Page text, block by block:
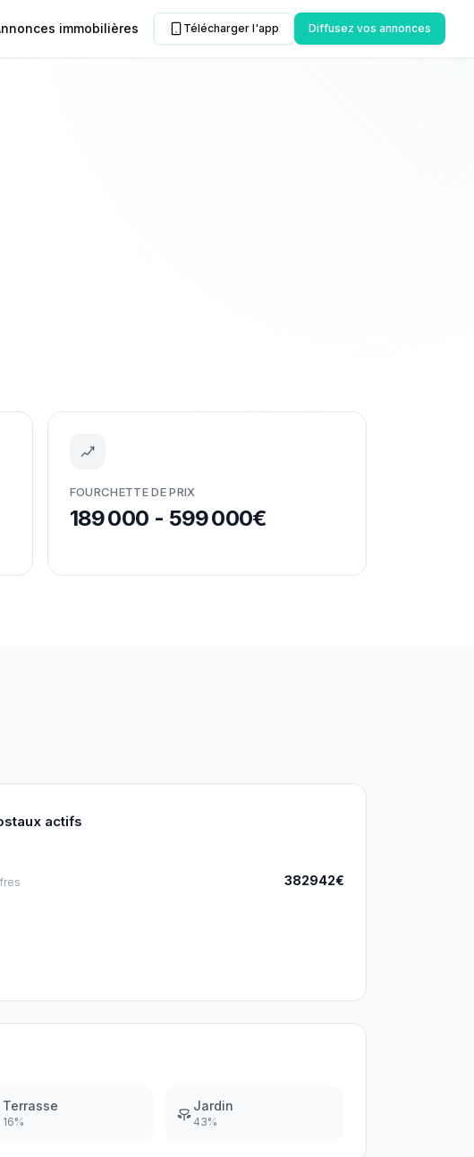
immobilières Télécharger l'app Diffusez vos annonces
FOURCHETTE DE PRIX
189 000 - 599 000€
actifs
382942€
Terrasse
16%
Jardin
43%